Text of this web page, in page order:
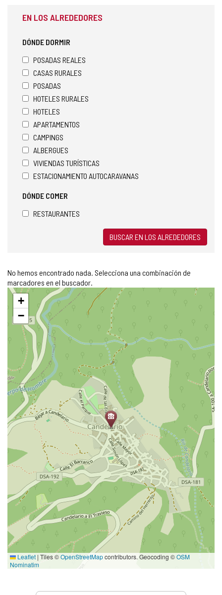
EN LOS ALREDEDORES
DÓNDE DORMIR
POSADAS REALES
CASAS RURALES
POSADAS
HOTELES RURALES
HOTELES
APARTAMENTOS
CAMPINGS
ALBERGUES
VIVIENDAS TURÍSTICAS
ESTACIONAMIENTO AUTOCARAVANAS
DÓNDE COMER
RESTAURANTES
BUSCAR EN LOS ALREDEDORES
No hemos encontrado nada. Selecciona una combinación de
marcadores en el buscador.
Saltar
mapa
+
−
Leaflet | Tiles ©OpenStreetMapcontributors. Geocoding ©OSM
Nominatim